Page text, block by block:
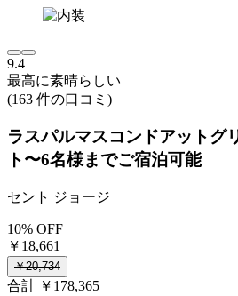
9.4
最高に素晴らしい
(163 件の口コミ)
ラスパルマスコンドアットグ
ト〜6名様までご宿泊可能
セント ジョージ
10% OFF
￥18,661
￥20,734
合計 ￥178,365